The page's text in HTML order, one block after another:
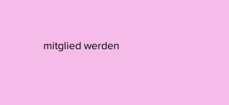
mitglied werden